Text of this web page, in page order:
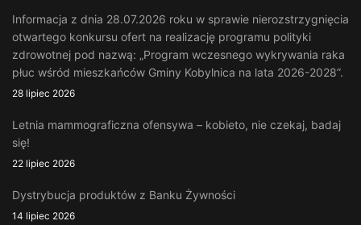
Informacja z dnia 28.07.2026 roku w sprawie nierozstrzygnięcia
otwartego konkursu ofert na realizację programu polityki
zdrowotnej pod nazwą: „Program wczesnego wykrywania raka
płuc wśród mieszkańców Gminy Kobylnica na lata 2026-2028”.
28 lipiec 2026
Letnia mammograficzna ofensywa – kobieto, nie czekaj, badaj
się!
22 lipiec 2026
Dystrybucja produktów z Banku Żywności
14 lipiec 2026